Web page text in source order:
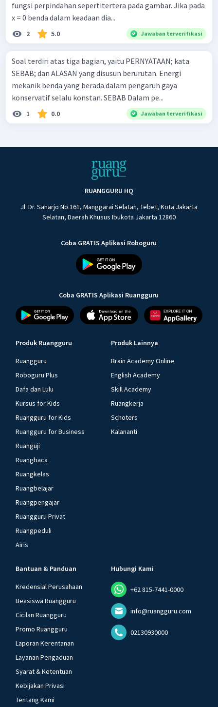
fungsi perpindahan sepertitertera pada gambar. Jika pada
x = 0 benda dalam keadaan dia...
2 5.0 Jawaban terverifikasi
Soal terdiri atas tiga bagian, yaitu PERNYATAAN; kata
SEBAB; dan ALASAN yang disusun berurutan. Energi
mekanik benda yang berada dalam pengaruh gaya
konservatif selalu konstan. SEBAB Dalam pe...
1 0.0 Jawaban terverifikasi
RUANGGURU HQ
Jl. Dr. Saharjo No.161, Manggarai Selatan, Tebet, Kota Jakarta
Selatan, Daerah Khusus Ibukota Jakarta 12860
Coba GRATIS Aplikasi Roboguru
Coba GRATIS Aplikasi Ruangguru
Produk Ruangguru
Ruangguru
Roboguru Plus
Dafa dan Lulu
Kursus for Kids
Ruangguru for Kids
Ruangguru for Business
Ruanguji
Ruangbaca
Ruangkelas
Ruangbelajar
Ruangpengajar
Ruangguru Privat
Ruangpeduli
Airis
Produk Lainnya
Brain Academy Online
English Academy
Skill Academy
Ruangkerja
Schoters
Kalananti
Bantuan & Panduan
Kredensial Perusahaan
Beasiswa Ruangguru
Cicilan Ruangguru
Promo Ruangguru
Laporan Kerentanan
Layanan Pengaduan
Syarat & Ketentuan
Kebijakan Privasi
Tentang Kami
Hubungi Kami
+62 815-7441-0000
info@ruangguru.com
02130930000